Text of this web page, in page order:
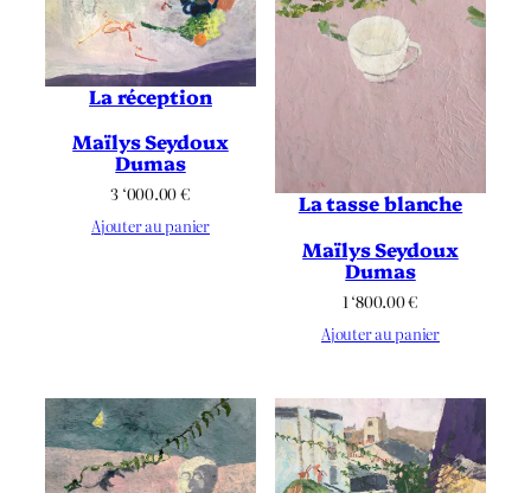
La réception
Maïlys Seydoux
Dumas
3 ‘000.00€
Ajouter au panier
La tasse blanche
Maïlys Seydoux
Dumas
1 ‘800.00€
Ajouter au panier